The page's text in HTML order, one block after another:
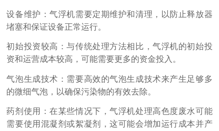
设备维护：气浮机需要定期维护和清理，以防止释放器
堵塞和保证设备正常运行。
初始投资较高：与传统处理方法相比，气浮机的初始投
资和运营成本较高，可能需要更多的资金投入。
气泡生成技术：需要高效的气泡生成技术来产生足够多
的微细气泡，以确保污染物的有效去除。
药剂使用：在某些情况下，气浮机处理高色度废水可能
需要使用混凝剂或絮凝剂，这可能会增加运行成本并产